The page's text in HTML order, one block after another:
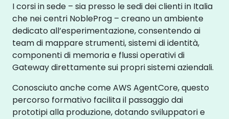
I corsi in sede – sia presso le sedi dei clienti in Italia
che nei centri NobleProg – creano un ambiente
dedicato all’esperimentazione, consentendo ai
team di mappare strumenti, sistemi di identità,
componenti di memoria e flussi operativi di
Gateway direttamente sui propri sistemi aziendali.
Conosciuto anche come AWS AgentCore, questo
percorso formativo facilita il passaggio dai
prototipi alla produzione, dotando sviluppatori e